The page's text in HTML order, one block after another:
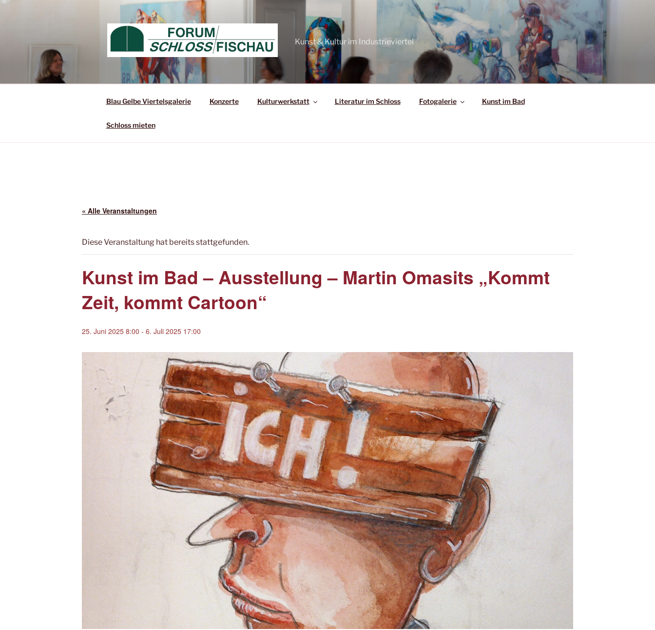
Kunst & Kultur im Industrieviertel
Blau Gelbe Viertelsgalerie Konzerte Kulturwerkstatt Literatur im Schloss Fotogalerie Kunst im Bad
Schloss mieten
« Alle Veranstaltungen
Diese Veranstaltung hat bereits stattgefunden.
Kunst im Bad – Ausstellung – Martin Omasits „Kommt
Zeit, kommt Cartoon“
25. Juni 2025 8:00 - 6. Juli 2025 17:00